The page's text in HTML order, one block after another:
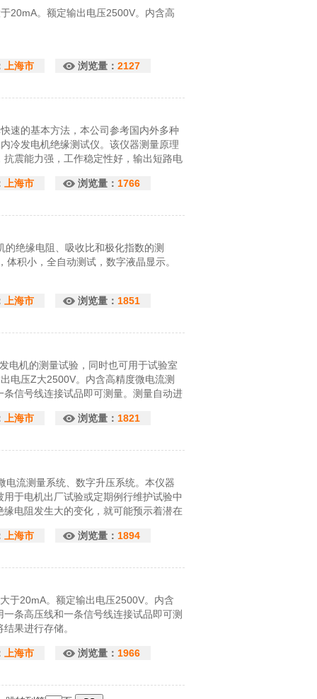
20mA。额定输出电压2500V。内含高
上海市 浏览量： 2127
速的基本方法，本公司参考国内外多种
冷发电机绝缘测试仪。该仪器测量原理
震能力强，工作稳定性好，输出短路电
上海市 浏览量： 1766
绝缘电阻、吸收比和极化指数的测
积小，全自动测试，数字液晶显示。
上海市 浏览量： 1851
电机的测量试验，同时也可用于试验室
电压Z大2500V。内含高精度微电流测
信号线连接试品即可测量。测量自动进
上海市 浏览量： 1821
电流测量系统、数字升压系统。本仪器
于电机出厂试验或定期例行维护试验中
电阻发生大的变化，就可能预示着潜在
上海市 浏览量： 1894
于20mA。额定输出电压2500V。内含
条高压线和一条信号线连接试品即可测
果进行存储。
上海市 浏览量： 1966